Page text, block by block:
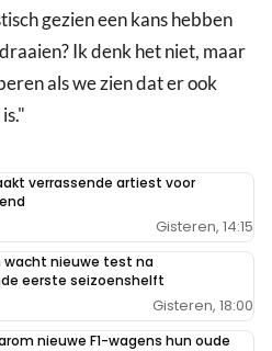
gezien een kans hebben
Ik denk het niet, maar
als we zien dat er ook
verrassende artiest voor
Gisteren, 14:15
wacht nieuwe test na
eerste seizoenshelft
Gisteren, 18:00
nieuwe F1-wagens hun oude